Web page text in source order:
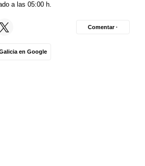
a las 05:00 h.
en Google
Comentar ·